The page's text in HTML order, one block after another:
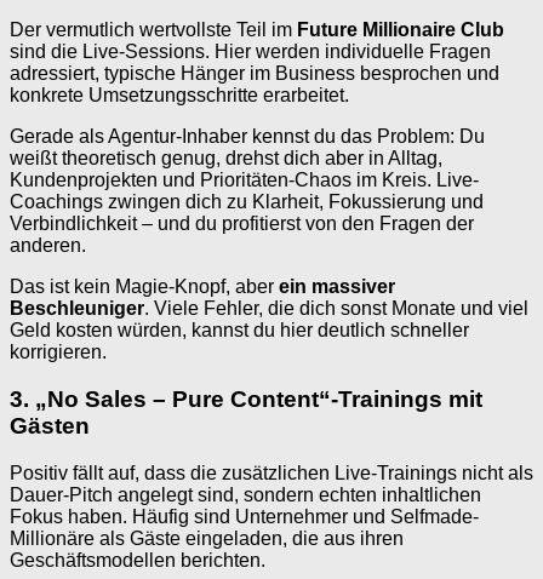
Der vermutlich wertvollste Teil im Future Millionaire Club
sind die Live-Sessions. Hier werden individuelle Fragen
adressiert, typische Hänger im Business besprochen und
konkrete Umsetzungsschritte erarbeitet.
Gerade als Agentur-Inhaber kennst du das Problem: Du
weißt theoretisch genug, drehst dich aber in Alltag,
Kundenprojekten und Prioritäten-Chaos im Kreis. Live-
Coachings zwingen dich zu Klarheit, Fokussierung und
Verbindlichkeit – und du profitierst von den Fragen der
anderen.
Das ist kein Magie-Knopf, aber ein massiver
Beschleuniger. Viele Fehler, die dich sonst Monate und viel
Geld kosten würden, kannst du hier deutlich schneller
korrigieren.
3. „No Sales – Pure Content“-Trainings mit
Gästen
Positiv fällt auf, dass die zusätzlichen Live-Trainings nicht als
Dauer-Pitch angelegt sind, sondern echten inhaltlichen
Fokus haben. Häufig sind Unternehmer und Selfmade-
Millionäre als Gäste eingeladen, die aus ihren
Geschäftsmodellen berichten.